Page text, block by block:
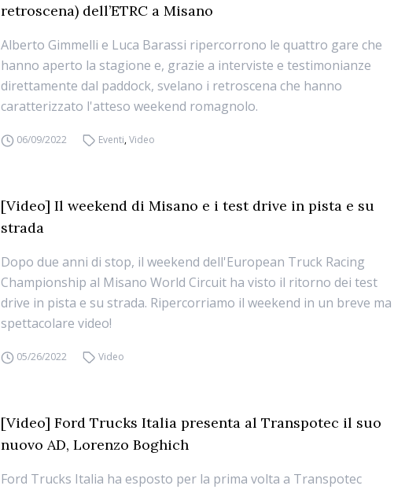
retroscena) dell’ETRC a Misano
Alberto Gimmelli e Luca Barassi ripercorrono le quattro gare che
hanno aperto la stagione e, grazie a interviste e testimonianze
direttamente dal paddock, svelano i retroscena che hanno
caratterizzato l'atteso weekend romagnolo.
06/09/2022 Eventi,Video
[Video] Il weekend di Misano e i test drive in pista e su
strada
Dopo due anni di stop, il weekend dell'European Truck Racing
Championship al Misano World Circuit ha visto il ritorno dei test
drive in pista e su strada. Ripercorriamo il weekend in un breve ma
spettacolare video!
05/26/2022 Video
[Video] Ford Trucks Italia presenta al Transpotec il suo
nuovo AD, Lorenzo Boghich
Ford Trucks Italia ha esposto per la prima volta a Transpotec